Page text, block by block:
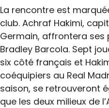
La rencontre est
club. Achraf Hakimi,
Germain, affrontera ses
Bradley Barcola. Sept
six côté français et
coéquipiers au Real
saison, se retrouveront
que les deux milieux de